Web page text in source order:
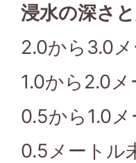
浸水の深さ
2.0から3.0
1.0から2.0
0.5から1.0
0.5メートル